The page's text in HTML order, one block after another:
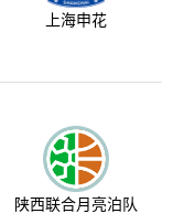
上海申花
陕西联合月亮泊队